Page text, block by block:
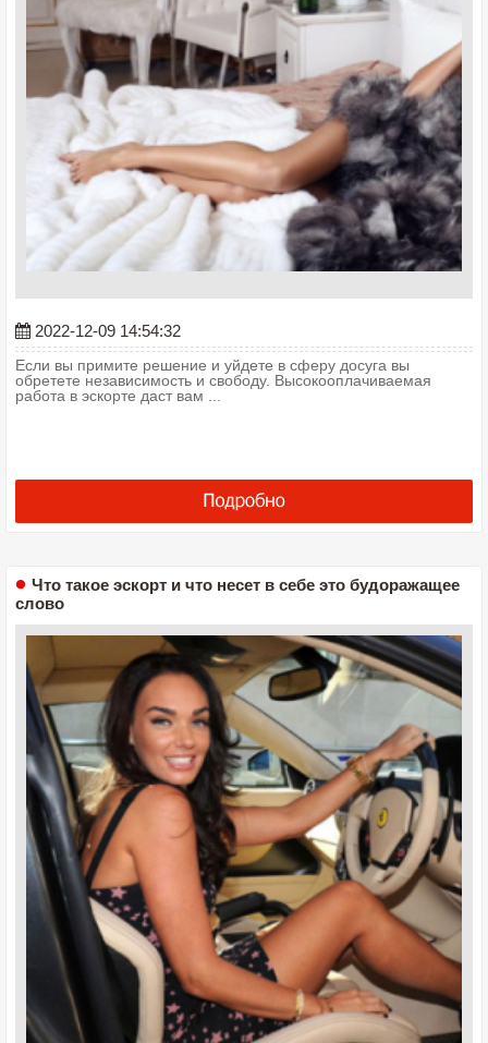
2022-12-09 14:54:32
Если вы примите решение и уйдете в сферу досуга вы
обретете независимость и свободу. Высокооплачиваемая
работа в эскорте даст вам ...
Что такое эскорт и что несет в себе это будоражащее
слово